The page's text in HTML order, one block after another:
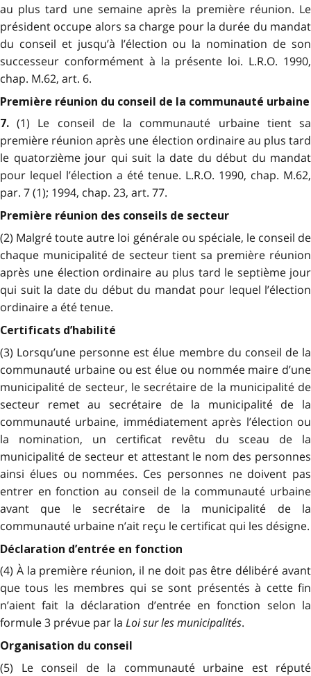
au plus tard une semaine après la première réunion. Le
président occupe alors sa charge pour la durée du mandat
du conseil et jusqu’à l’élection ou la nomination de son
successeur conformément à la présente loi. L.R.O. 1990,
chap. M.62, art. 6.
Première réunion du conseil de la communauté urbaine
7.(1) Le conseil de la communauté urbaine tient sa
première réunion après une élection ordinaire au plus tard
le quatorzième jour qui suit la date du début du mandat
pour lequel l’élection a été tenue. L.R.O. 1990, chap. M.62,
par. 7 (1); 1994, chap. 23, art. 77.
Première réunion des conseils de secteur
(2) Malgré toute autre loi générale ou spéciale, le conseil de
chaque municipalité de secteur tient sa première réunion
après une élection ordinaire au plus tard le septième jour
qui suit la date du début du mandat pour lequel l’élection
ordinaire a été tenue.
Certificats d’habilité
(3) Lorsqu’une personne est élue membre du conseil de la
communauté urbaine ou est élue ou nommée maire d’une
municipalité de secteur, le secrétaire de la municipalité de
secteur remet au secrétaire de la municipalité de la
communauté urbaine, immédiatement après l’élection ou
la nomination, un certificat revêtu du sceau de la
municipalité de secteur et attestant le nom des personnes
ainsi élues ou nommées. Ces personnes ne doivent pas
entrer en fonction au conseil de la communauté urbaine
avant que le secrétaire de la municipalité de la
communauté urbaine n’ait reçu le certificat qui les désigne.
Déclaration d’entrée en fonction
(4) À la première réunion, il ne doit pas être délibéré avant
que tous les membres qui se sont présentés à cette fin
n’aient fait la déclaration d’entrée en fonction selon la
formule 3 prévue par la Loi sur les municipalités.
Organisation du conseil
(5) Le conseil de la communauté urbaine est réputé